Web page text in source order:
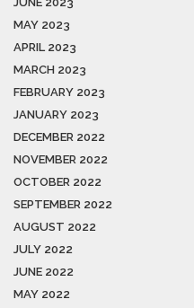
MAY 2023
APRIL 2023
MARCH 2023
FEBRUARY 2023
JANUARY 2023
DECEMBER 2022
NOVEMBER 2022
OCTOBER 2022
SEPTEMBER 2022
AUGUST 2022
JULY 2022
JUNE 2022
MAY 2022